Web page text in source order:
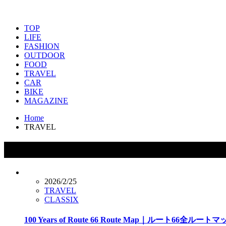
TOP
LIFE
FASHION
OUTDOOR
FOOD
TRAVEL
CAR
BIKE
MAGAZINE
Home
TRAVEL
2026/2/25
TRAVEL
CLASSIX
100 Years of Route 66 Route Map｜ルート66全ルートマ